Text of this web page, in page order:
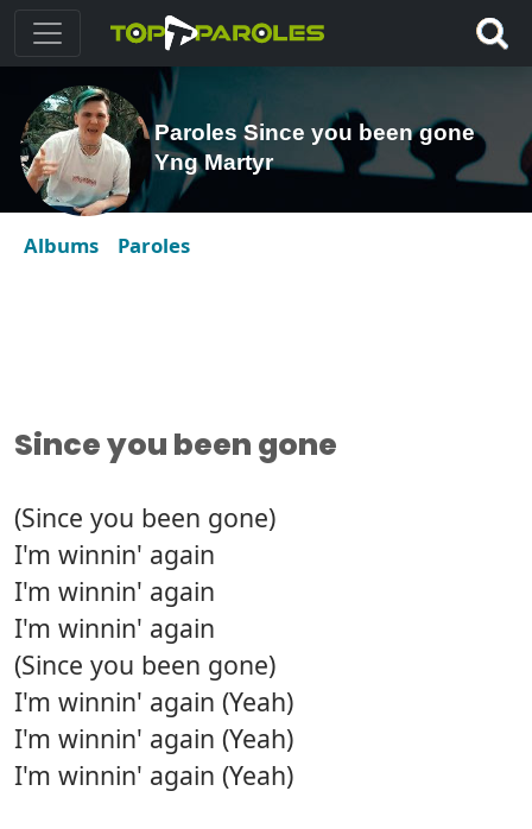
Paroles Since you been gone
Yng Martyr
Albums Paroles
Since you been gone
(Since you been gone)
I'm winnin' again
I'm winnin' again
I'm winnin' again
(Since you been gone)
I'm winnin' again (Yeah)
I'm winnin' again (Yeah)
I'm winnin' again (Yeah)